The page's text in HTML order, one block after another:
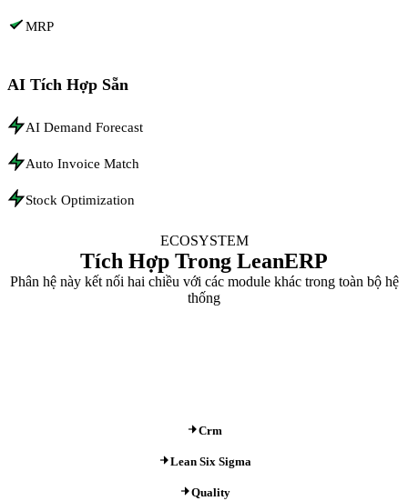
MRP
AI Tích Hợp Sẵn
AI Demand Forecast
Auto Invoice Match
Stock Optimization
ECOSYSTEM
Tích Hợp Trong LeanERP
Phân hệ này kết nối hai chiều với các module khác trong toàn bộ hệ
thống
Crm
Lean Six Sigma
Quality